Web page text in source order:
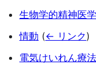
生物学的精神医学
情動 (← リンク)
電気けいれん療法